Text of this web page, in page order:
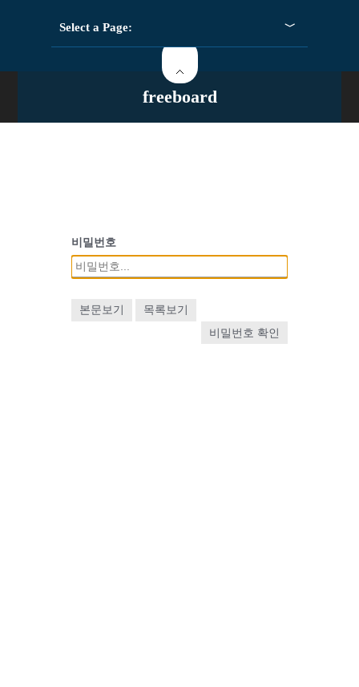
Select a Page:
freeboard
비밀번호
본문보기 목록보기
비밀번호 확인